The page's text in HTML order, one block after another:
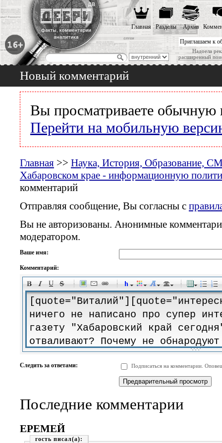
Приглашаем к
Надоела
расширенный
Главная Разделы Архив
Новый комментарий
Вы просматриваете обычную
Перейти на мобильную
Главная >> Наука, История, Образование,
Хабаровском крае - информационную
комментарий
Отправляя сообщение, Вы согласны с
Вы не авторизованы. Анонимные
модератором.
Ваше имя:
Комментарий:
-
-
-
-
-
-
-
-
-
-
-
-
-
-
-
-
-
-
-
-
-
-
-
-
-
-
-
Следить за ответами: Подписаться на комментарии.
Последние комментарии
ЕРЕМЕЙ
гость